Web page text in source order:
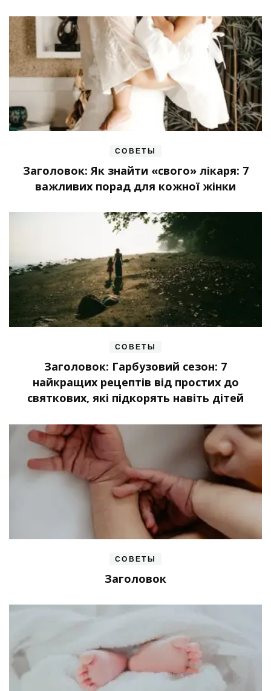
СОВЕТЫ
Заголовок: Як знайти «свого» лікаря: 7
важливих порад для кожної жінки
СОВЕТЫ
Заголовок: Гарбузовий сезон: 7
найкращих рецептів від простих до
святкових, які підкорять навіть дітей
СОВЕТЫ
Заголовок